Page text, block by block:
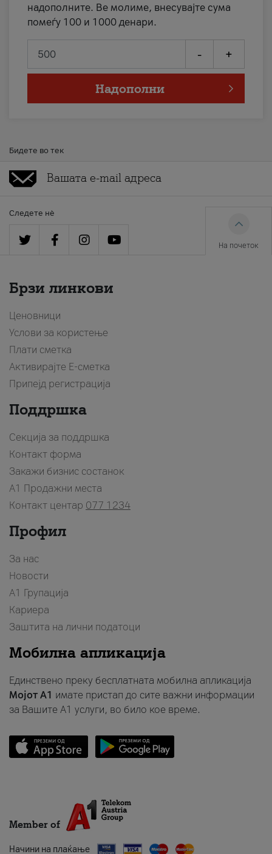
надополните. Ве молиме, внесувајте сума
помеѓу 100 и 1000 денари.
- +
Надополни
Бидете во тек
Следете нè
На почеток
Брзи линкови
Ценовници
Услови за користење
Плати сметка
Активирајте Е-сметка
Припејд регистрација
Поддршка
Секција за поддршка
Контакт форма
Закажи бизнис состанок
A1 Продажни места
Контакт центар 077 1234
Профил
За нас
Новости
А1 Групација
Кариера
Заштита на лични податоци
Мобилна апликација
Единствено преку бесплатната мобилна апликација
Мојот A1 имате пристап до сите важни информации
за Вашите A1 услуги, во било кое време.
Member of
Начини на плаќање